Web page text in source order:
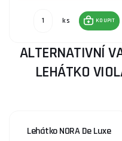
ks KOUPIT
ALTERNATIVNÍ
LEHÁTKO
Lehátko NORA De Luxe